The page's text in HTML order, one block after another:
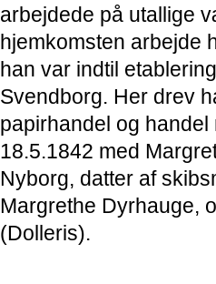
arbejdede på utallige
hjemkomsten arbejde
han var indtil
Svendborg. Her drev
papirhandel og
18.5.1842 med
Nyborg, datter af
Margrethe Dyrhauge,
(Dolleris).